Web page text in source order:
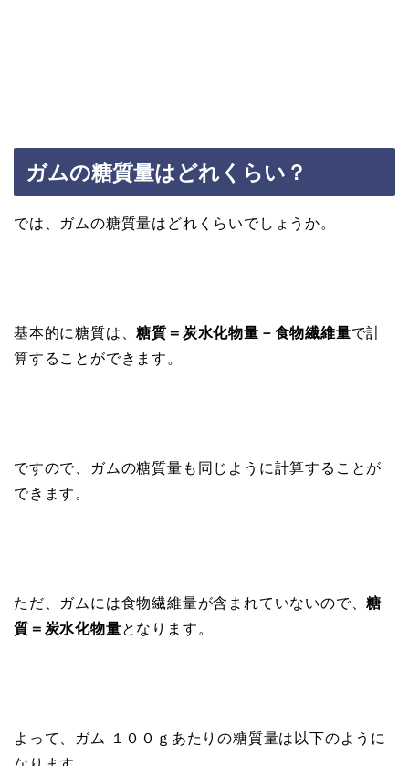
ガムの糖質量はどれくらい？
では、ガムの糖質量はどれくらいでしょうか。
基本的に糖質は、糖質＝炭水化物量－食物繊維量で計
算することができます。
ですので、ガムの糖質量も同じように計算することが
できます。
ただ、ガムには食物繊維量が含まれていないので、糖
質＝炭水化物量となります。
よって、ガム １００ｇあたりの糖質量は以下のように